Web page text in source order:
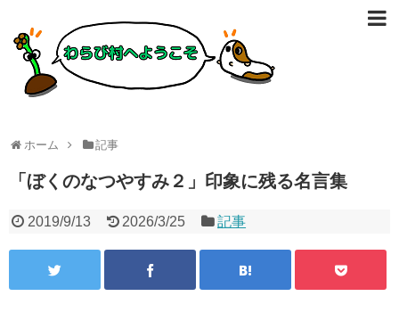
ホーム 記事
「ぼくのなつやすみ２」印象に残る名言集
2019/9/13 2026/3/25 記事